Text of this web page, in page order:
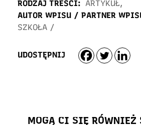
RODZAJ TREŚCI: ARTYKUŁ,
AUTOR WPISU / PARTNER
SZKOŁA /
UDOSTĘPNIJ
MOGĄ CI SIĘ RÓWNIEŻ